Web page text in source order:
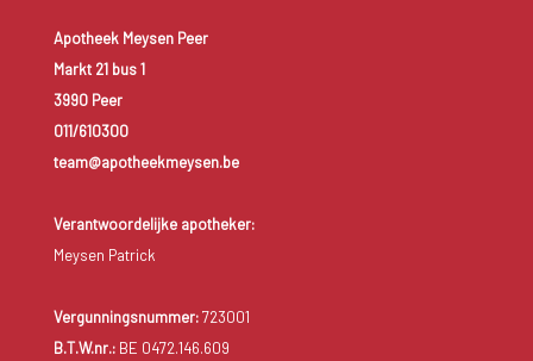
Apotheek Meysen Peer
Markt 21 bus 1
3990 Peer
011/610300
team@apotheekmeysen.be
Verantwoordelijke apotheker:
Meysen Patrick
Vergunningsnummer:723001
B.T.W.nr.:BE 0472.146.609